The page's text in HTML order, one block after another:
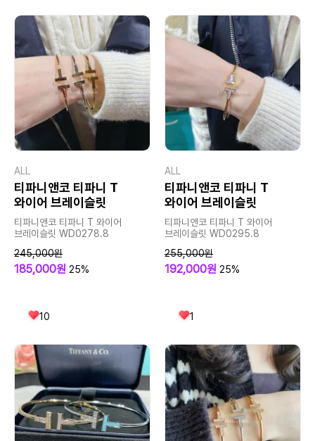
ALL
티파니앤코 티파니 T
와이어 브레이슬릿
티파니앤코 티파니 T 와이어
브레이슬릿 WD0278.8
245,000원
185,000원 25%
10
ALL
티파니앤코 티파니 T
와이어 브레이슬릿
티파니앤코 티파니 T 와이어
브레이슬릿 WD0295.8
255,000원
192,000원 25%
1